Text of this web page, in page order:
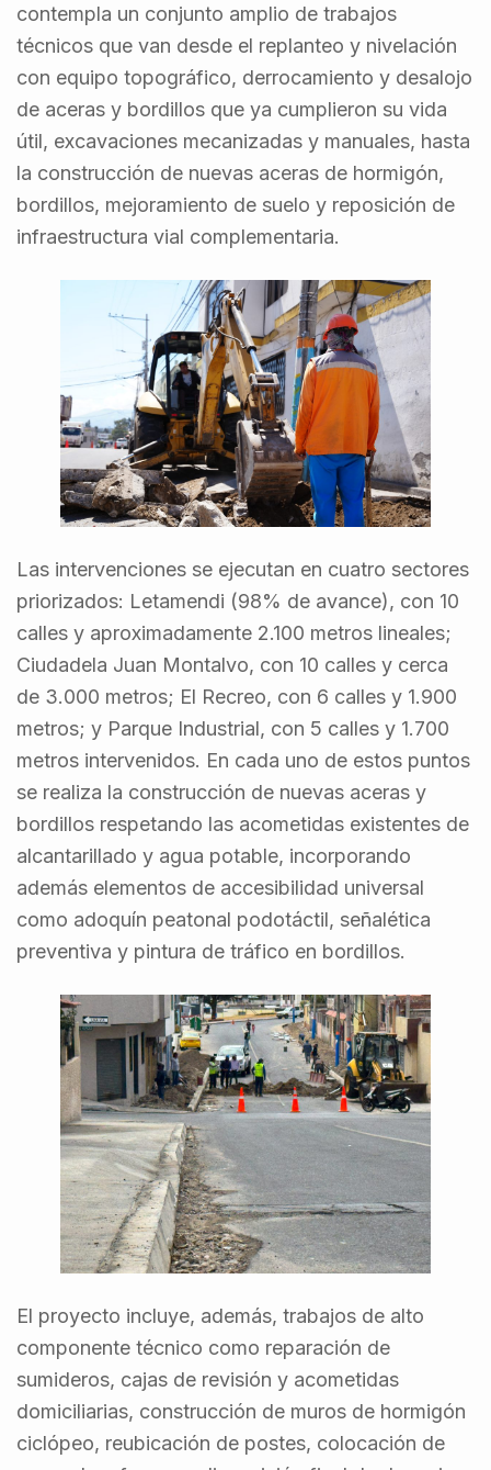
contempla un conjunto amplio de trabajos
técnicos que van desde el replanteo y nivelación
con equipo topográfico, derrocamiento y desalojo
de aceras y bordillos que ya cumplieron su vida
útil, excavaciones mecanizadas y manuales, hasta
la construcción de nuevas aceras de hormigón,
bordillos, mejoramiento de suelo y reposición de
infraestructura vial complementaria.
Las intervenciones se ejecutan en cuatro sectores
priorizados: Letamendi (98% de avance), con 10
calles y aproximadamente 2.100 metros lineales;
Ciudadela Juan Montalvo, con 10 calles y cerca
de 3.000 metros; El Recreo, con 6 calles y 1.900
metros; y Parque Industrial, con 5 calles y 1.700
metros intervenidos. En cada uno de estos puntos
se realiza la construcción de nuevas aceras y
bordillos respetando las acometidas existentes de
alcantarillado y agua potable, incorporando
además elementos de accesibilidad universal
como adoquín peatonal podotáctil, señalética
preventiva y pintura de tráfico en bordillos.
El proyecto incluye, además, trabajos de alto
componente técnico como reparación de
sumideros, cajas de revisión y acometidas
domiciliarias, construcción de muros de hormigón
ciclópeo, reubicación de postes, colocación de